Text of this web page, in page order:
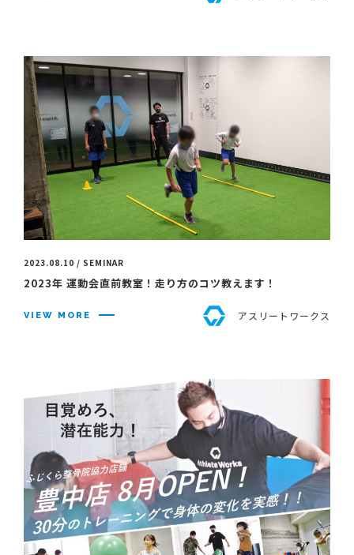
2023.08.10 / SEMINAR
2023年 運動会直前教室！走り方のコツ教えます！
VIEW MORE アスリートワークス